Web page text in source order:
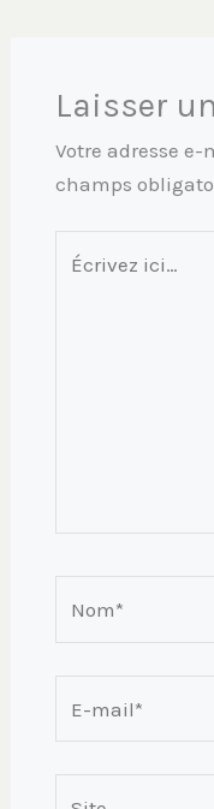
Laisser
Votre adresse
champs
mail*